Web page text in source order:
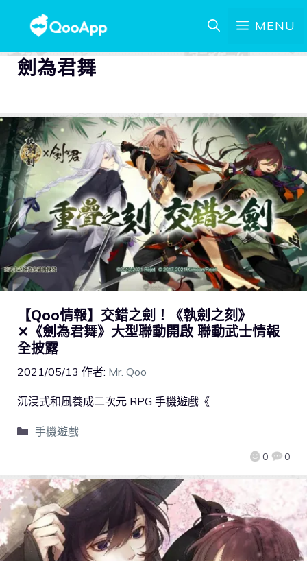
MENU
劍為君舞
【Qoo情報】交錯之劍！《執劍之刻》
✕《劍為君舞》大型聯動開啟 聯動武士情報
全披露
2021/05/13 作者: Mr. Qoo
0 0
沉浸式和風養成二次元 RPG 手機遊戲《
手機遊戲